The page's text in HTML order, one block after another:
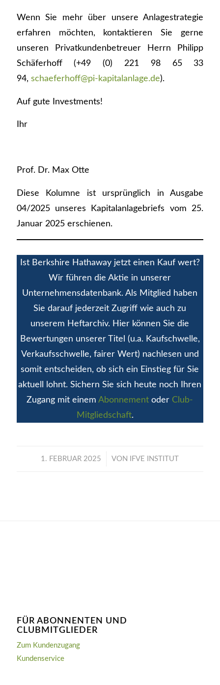
Wenn Sie mehr über unsere Anlagestrategie
erfahren möchten, kontaktieren Sie gerne
unseren Privatkundenbetreuer Herrn Philipp
Schäferhoff (+49 (0) 221 98 65 33
94, schaeferhoff@pi-kapitalanlage.de).
Auf gute Investments!
Ihr
Prof. Dr. Max Otte
Diese Kolumne ist ursprünglich in Ausgabe
04/2025 unseres Kapitalanlagebriefs vom 25.
Januar 2025 erschienen.
Ist Berkshire Hathaway jetzt einen Kauf wert?
Wir führen die Aktie in unserer
Unternehmensdatenbank. Als Mitglied haben
Sie darauf jederzeit Zugriff wie auch zu
unserem Heftarchiv. Hier können Sie die
Bewertungen unserer Titel (u.a. Kaufschwelle,
Verkaufsschwelle, fairer Wert) nachlesen und
somit entscheiden, ob sich ein Einstieg für Sie
aktuell lohnt. Sichern Sie sich heute noch Ihren
Zugang mit einemAbonnement oder Club-
Mitgliedschaft.
1. FEBRUAR 2025
/ VON IFVE INSTITUT
FÜR ABONNENTEN UND
CLUBMITGLIEDER
Zum Kundenzugang
Kundenservice